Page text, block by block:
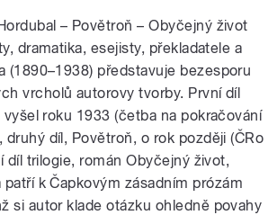
– Povětroň – Obyčejný život
dramatika, esejisty, překladatele a
(1890–1938) představuje bezesporu
vrcholů autorovy tvorby. První díl
roku 1933 (četba na pokračování
druhý díl, Povětroň, o rok později (ČRo
díl trilogie, román Obyčejný život,
k Čapkovým zásadním prózám
si autor klade otázku ohledně povahy